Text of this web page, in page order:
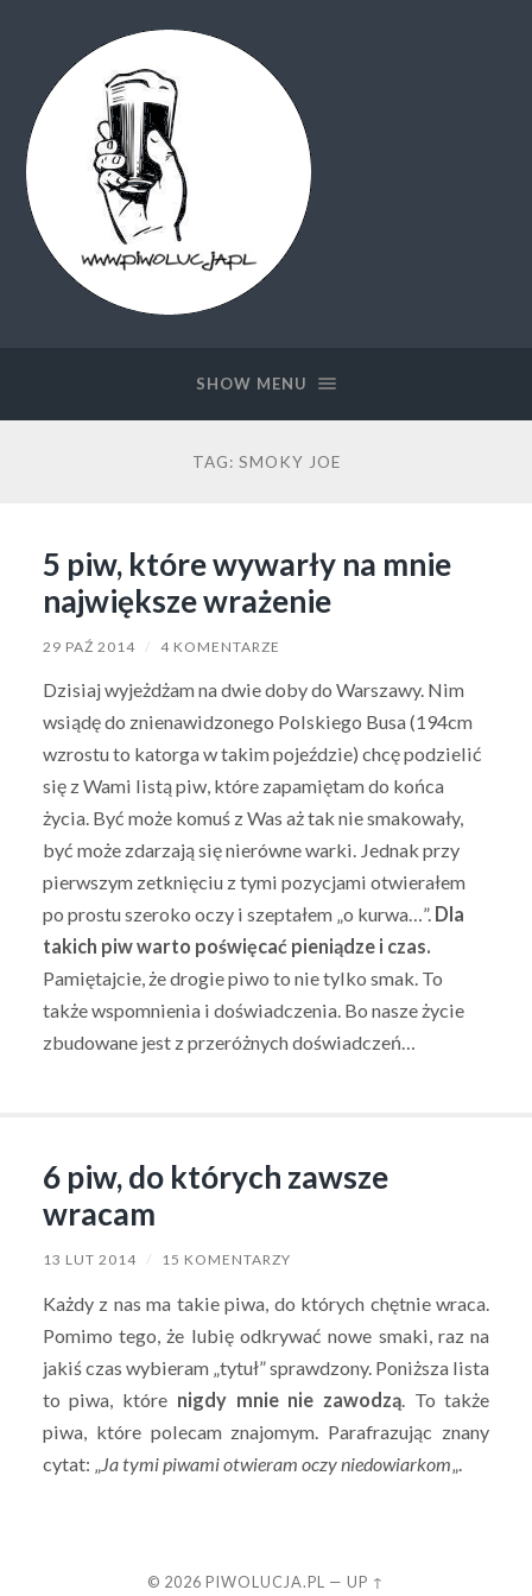
SHOW MENU
TAG: SMOKY JOE
5 piw, które wywarły na mnie
największe wrażenie
29 PAŹ 2014 / 4 KOMENTARZE
Dzisiaj wyjeżdżam na dwie doby do Warszawy. Nim
wsiądę do znienawidzonego Polskiego Busa (194cm
wzrostu to katorga w takim pojeździe) chcę podzielić
się z Wami listą piw, które zapamiętam do końca
życia. Być może komuś z Was aż tak nie smakowały,
być może zdarzają się nierówne warki. Jednak przy
pierwszym zetknięciu z tymi pozycjami otwierałem
po prostu szeroko oczy i szeptałem „o kurwa…”. Dla
takich piw warto poświęcać pieniądze i czas.
Pamiętajcie, że drogie piwo to nie tylko smak. To
także wspomnienia i doświadczenia. Bo nasze życie
zbudowane jest z przeróżnych doświadczeń…
6 piw, do których zawsze
wracam
13 LUT 2014 / 15 KOMENTARZY
Każdy z nas ma takie piwa, do których chętnie wraca.
Pomimo tego, że lubię odkrywać nowe smaki, raz na
jakiś czas wybieram „tytuł” sprawdzony. Poniższa lista
to piwa, które nigdy mnie nie zawodzą. To także
piwa, które polecam znajomym. Parafrazując znany
cytat: „
Ja tymi piwami otwieram oczy niedowiarkom
© 2026 PIWOLUCJA.PL — UP ↑